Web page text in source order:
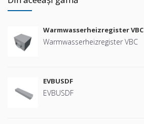
Warmwasserheizregister VBC
Warmwasserheizregister VBC
EVBUSDF
EVBUSDF